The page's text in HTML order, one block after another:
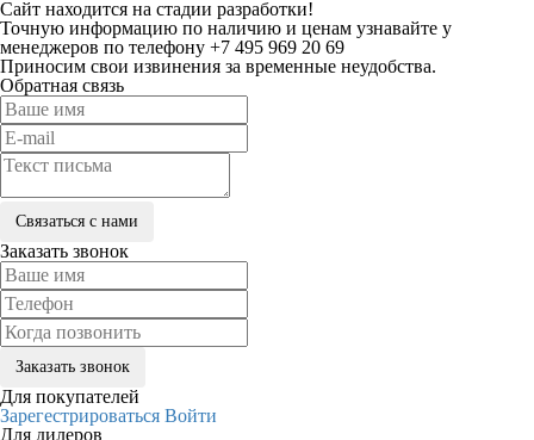
Сайт находится на стадии разработки!
Точную информацию по наличию и ценам узнавайте у
менеджеров по телефону +7 495 969 20 69
Приносим свои извинения за временные неудобства.
Обратная связь
Заказать звонок
Для покупателей
Зарегестрироваться Войти
Для дилеров